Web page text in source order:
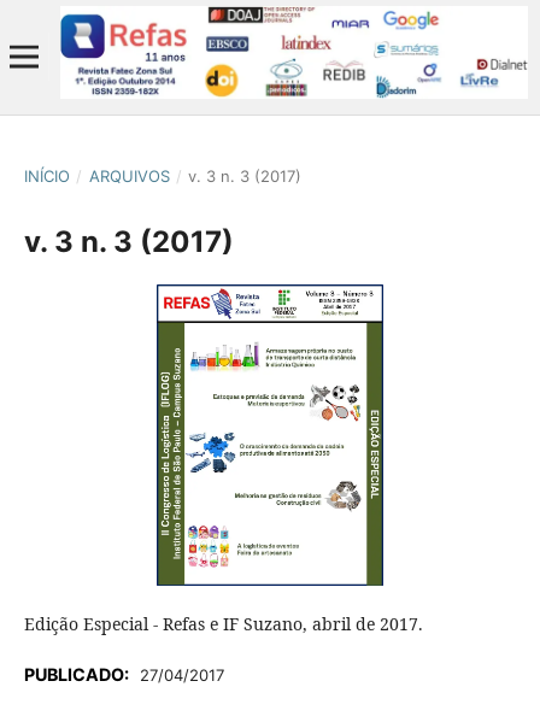
INÍCIO / ARQUIVOS / v. 3 n. 3 (2017)
v. 3 n. 3 (2017)
Edição Especial - Refas e IF Suzano, abril de 2017.
PUBLICADO: 27/04/2017